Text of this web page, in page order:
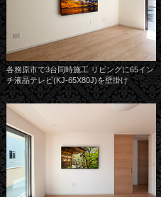
各務原市で3台同時施工 リビングに65イン
チ液晶テレビ(KJ-65X80J)を壁掛け